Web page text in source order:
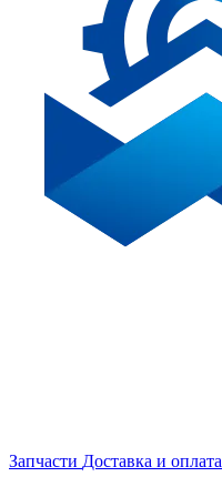
Запчасти Доставка и оплата